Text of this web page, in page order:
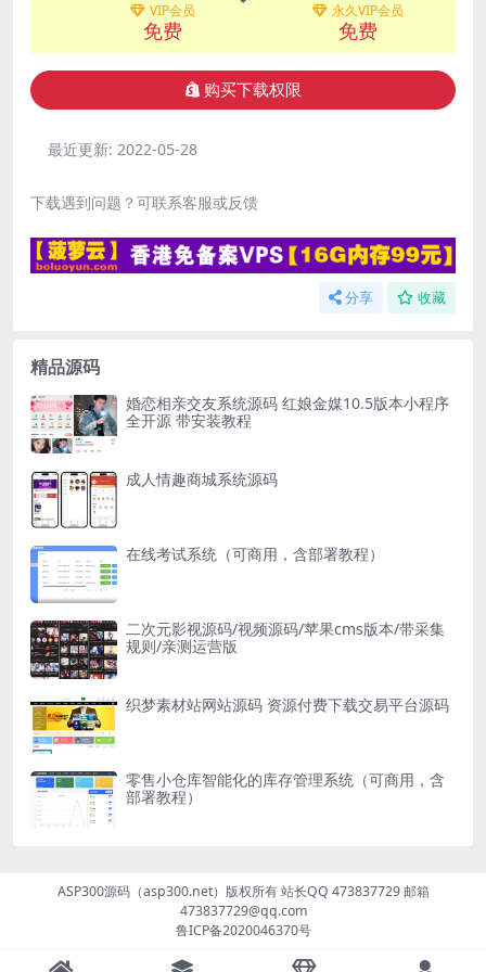
VIP会员
免费
永久VIP会员
免费
购买下载权限
最近更新: 2022-05-28
下载遇到问题？可联系客服或反馈
分享 收藏
精品源码
婚恋相亲交友系统源码 红娘金媒10.5版本小程序
全开源 带安装教程
成人情趣商城系统源码
在线考试系统（可商用，含部署教程）
二次元影视源码/视频源码/苹果cms版本/带采集
规则/亲测运营版
织梦素材站网站源码 资源付费下载交易平台源码
零售小仓库智能化的库存管理系统（可商用，含
部署教程）
ASP300源码（asp300.net）版权所有 站长QQ 473837729 邮箱
473837729@qq.com
鲁ICP备2020046370号